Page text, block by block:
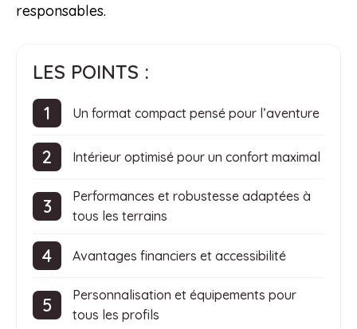
responsables.
LES POINTS :
Un format compact pensé pour l’aventure
Intérieur optimisé pour un confort maximal
Performances et robustesse adaptées à
tous les terrains
Avantages financiers et accessibilité
Personnalisation et équipements pour
tous les profils